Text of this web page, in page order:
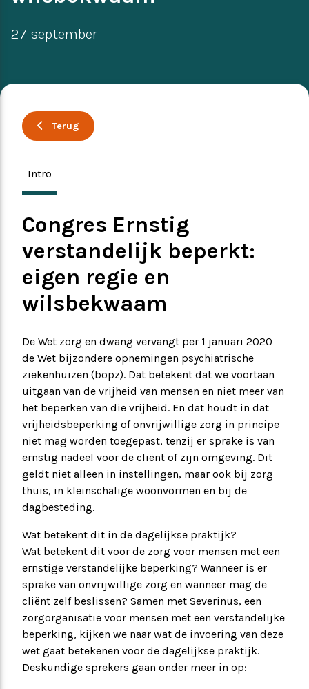
Ervaringsverhalen
Symposium
Partners
27 september
Terug
Intro
Congres Ernstig
verstandelijk beperkt:
eigen regie en
wilsbekwaam
De Wet zorg en dwang vervangt per 1 januari 2020
de Wet bijzondere opnemingen psychiatrische
ziekenhuizen (bopz). Dat betekent dat we voortaan
uitgaan van de vrijheid van mensen en niet meer van
het beperken van die vrijheid. En dat houdt in dat
vrijheidsbeperking of onvrijwillige zorg in principe
niet mag worden toegepast, tenzij er sprake is van
ernstig nadeel voor de cliënt of zijn omgeving. Dit
geldt niet alleen in instellingen, maar ook bij zorg
thuis, in kleinschalige woonvormen en bij de
dagbesteding.
Wat betekent dit in de dagelijkse praktijk?
Wat betekent dit voor de zorg voor mensen met een
ernstige verstandelijke beperking? Wanneer is er
sprake van onvrijwillige zorg en wanneer mag de
cliënt zelf beslissen? Samen met Severinus, een
zorgorganisatie voor mensen met een verstandelijke
beperking, kijken we naar wat de invoering van deze
wet gaat betekenen voor de dagelijkse praktijk.
Deskundige sprekers gaan onder meer in op: